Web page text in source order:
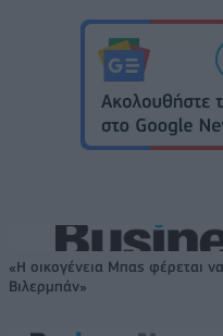
«Η οικογένεια Μπας φέρεται
Βιλερμπάν»